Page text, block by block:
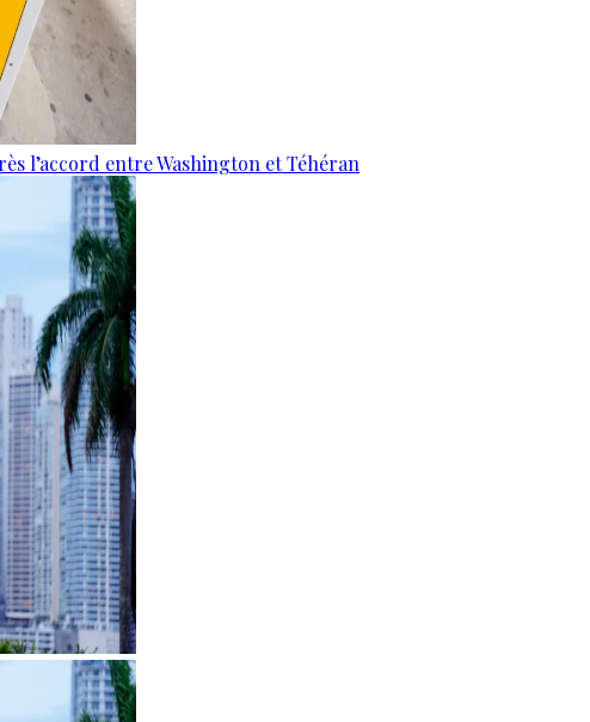
l’accord entre Washington et Téhéran